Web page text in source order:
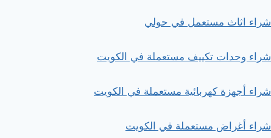
شراء اثاث مستعمل في حولي
شراء وحدات تكييف مستعملة في الكويت
شراء أجهزة كهربائية مستعملة في الكويت
شراء أغراض مستعملة في الكويت